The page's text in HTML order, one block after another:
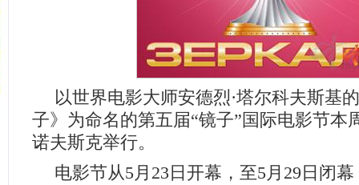
以世界电影大师安德烈·塔尔科夫斯基
子》为命名的第五届“镜子”国际电影节本
诺夫斯克举行。
电影节从5月23日开幕，至5月29日闭